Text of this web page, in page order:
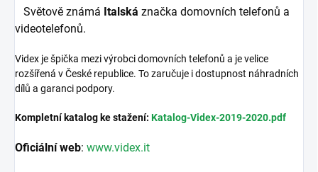
Světově známá Italská značka domovních telefonů a
videotelefonů.
Videx je špička mezi výrobci domovních telefonů a je velice
rozšířená v České republice. To zaručuje i dostupnost náhradních
dílů a garanci podpory.
Kompletní katalog ke stažení: Katalog-Videx-2019-2020.pdf
Oficiální web: www.videx.it